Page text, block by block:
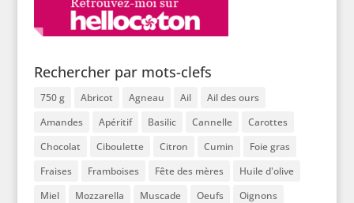
Rechercher par mots-clefs
750 g Abricot Agneau Ail
Ail des ours
Amandes
Apéritif Basilic Cannelle
Carottes
Chocolat
Ciboulette Citron Cumin
Foie gras
Fraises
Framboises Fête des mères
Huile d'olive
Miel
Mozzarella Muscade Oeufs
Oignons